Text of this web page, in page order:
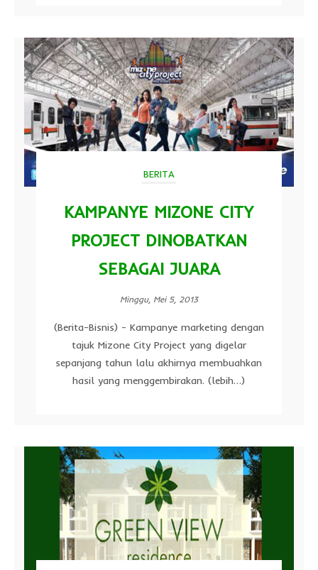
BERITA
KAMPANYE MIZONE CITY
PROJECT DINOBATKAN
SEBAGAI JUARA
Minggu, Mei 5, 2013
(Berita-Bisnis) - Kampanye marketing dengan
tajuk Mizone City Project yang digelar
sepanjang tahun lalu akhirnya membuahkan
hasil yang menggembirakan. (lebih…)